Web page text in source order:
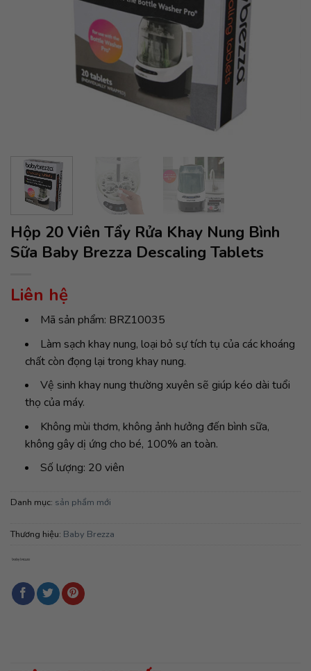
Hộp 20 Viên Tẩy Rửa Khay Nung Bình
Sữa Baby Brezza Descaling Tablets
Liên hệ
Mã sản phẩm: BRZ10035
Làm sạch khay nung, loại bỏ sự tích tụ của các khoáng
chất còn đọng lại trong khay nung.
Vệ sinh khay nung thường xuyên sẽ giúp kéo dài tuổi
thọ của máy.
Không mùi thơm, không ảnh hưởng đến bình sữa,
không gây dị ứng cho bé, 100% an toàn.
Số lượng: 20 viên
Danh mục: sản phẩm mới
Thương hiệu: Baby Brezza